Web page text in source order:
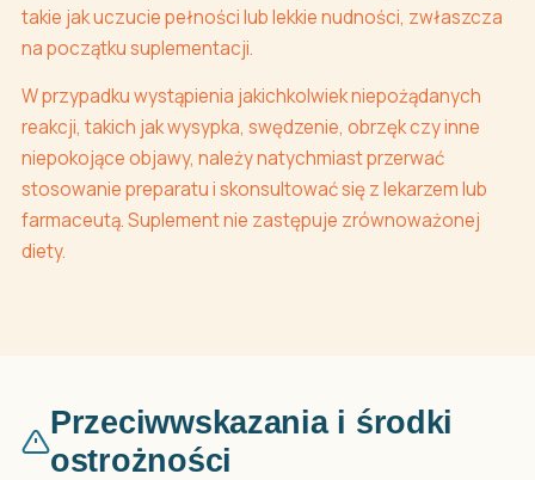
takie jak uczucie pełności lub lekkie nudności, zwłaszcza
na początku suplementacji.
W przypadku wystąpienia jakichkolwiek niepożądanych
reakcji, takich jak wysypka, swędzenie, obrzęk czy inne
niepokojące objawy, należy natychmiast przerwać
stosowanie preparatu i skonsultować się z lekarzem lub
farmaceutą. Suplement nie zastępuje zrównoważonej
diety.
Przeciwwskazania i środki
ostrożności